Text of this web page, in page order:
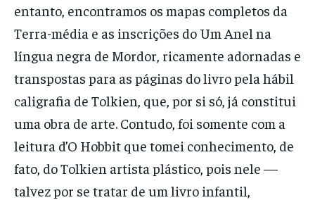
entanto, encontramos os mapas completos da
Terra-média e as inscrições do Um Anel na
língua negra de Mordor, ricamente adornadas e
transpostas para as páginas do livro pela hábil
caligrafia de Tolkien, que, por si só, já constitui
uma obra de arte. Contudo, foi somente com a
leitura d’O Hobbit que tomei conhecimento, de
fato, do Tolkien artista plástico, pois nele —
talvez por se tratar de um livro infantil,